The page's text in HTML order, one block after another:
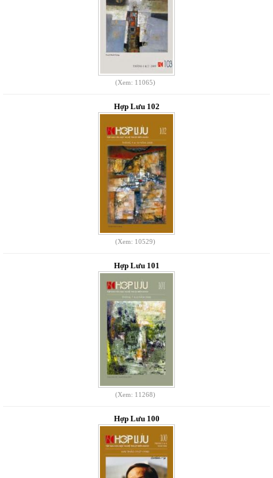
(Xem: 11065)
Hợp Lưu 102
(Xem: 10529)
Hợp Lưu 101
(Xem: 11268)
Hợp Lưu 100